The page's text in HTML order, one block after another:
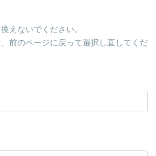
えないでください。
前のページに戻って選択し直してくだ